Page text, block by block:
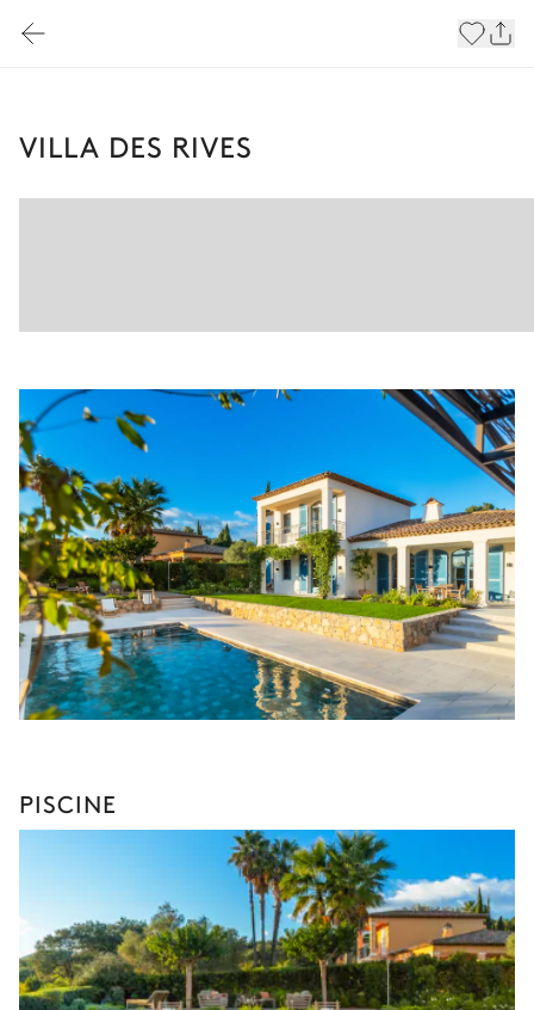
VILLA DES RIVES
PISCINE